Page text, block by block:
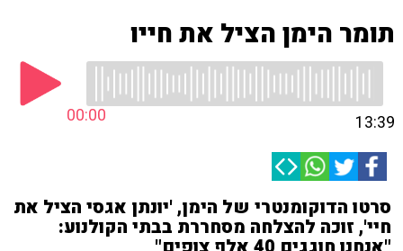
תומר הימן הציל את חייו
00:00 13:39
סרטו הדוקומנטרי של הימן, 'יונתן אגסי הציל את
חיי', זוכה להצלחה מסחררת בבתי הקולנוע: